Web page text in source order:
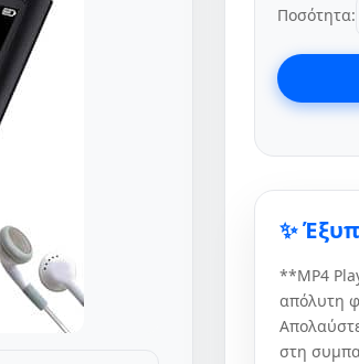
Ποσότητα:
✨
**MP4
απόλυτη
στη